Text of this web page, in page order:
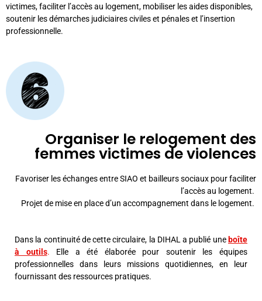
victimes, faciliter l’accès au logement, mobiliser les aides disponibles,
soutenir les démarches judiciaires civiles et pénales et l’insertion
professionnelle.
Organiser le relogement des
femmes victimes de violences
Favoriser les échanges entre SIAO et bailleurs sociaux pour faciliter
l’accès au logement.
Projet de mise en place d’un accompagnement dans le logement.
Dans la continuité de cette circulaire, la DIHAL a publié une boîte
à outils. Elle a été élaborée pour soutenir les équipes
professionnelles dans leurs missions quotidiennes, en leur
fournissant des ressources pratiques.